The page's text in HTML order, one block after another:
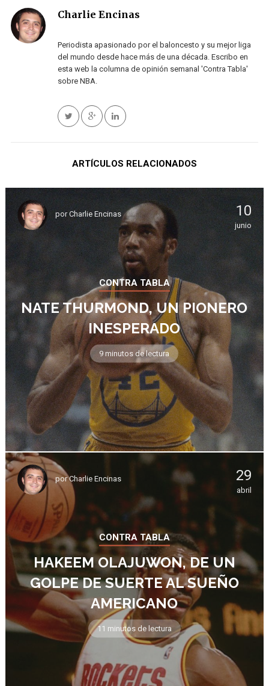
Charlie Encinas
Periodista apasionado por el baloncesto y su mejor liga
del mundo desde hace más de una década. Escribo en
esta web la columna de opinión semanal 'Contra Tabla'
sobre NBA.
ARTÍCULOS RELACIONADOS
porCharlie Encinas 10
junio
CONTRA TABLA
NATE THURMOND, UN PIONERO
INESPERADO
9 minutos de lectura
porCharlie Encinas 29
abril
CONTRA TABLA
HAKEEM OLAJUWON, DE UN
GOLPE DE SUERTE AL SUEÑO
AMERICANO
11 minutos de lectura